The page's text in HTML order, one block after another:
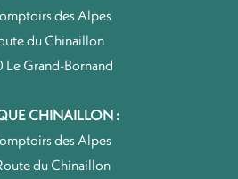
des Alpes
du Chinaillon
Le Grand-Bornand
CHINAILLON :
des Alpes
du Chinaillon